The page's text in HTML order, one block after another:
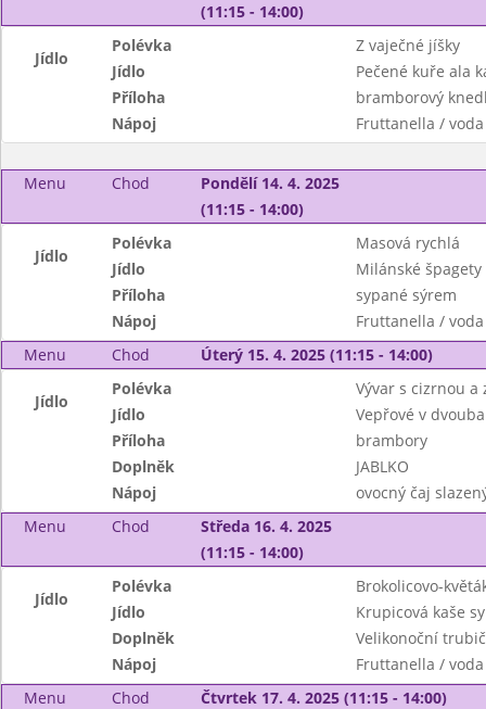
(11:15 - 14:00)
Jídlo
Polévka
Z vaječné jíšky
Jídlo
Pečené kuře ala
Příloha
bramborový
Nápoj
Fruttanella / voda
Menu Chod
Pondělí 14. 4. 2025
(11:15 - 14:00)
Jídlo
Polévka
Masová rychlá
Jídlo
Milánské
Příloha
sypané sýrem
Nápoj
Fruttanella / voda
Menu
Chod Úterý 15. 4. 2025 (11:15 - 14:00)
Jídlo
Polévka
Vývar s cizrnou a
Jídlo
Vepřové v
Příloha
brambory
Doplněk
JABLKO
Nápoj
ovocný čaj
Menu
Chod
Středa 16. 4. 2025
(11:15 - 14:00)
Jídlo
Polévka
Brokolicovo-
Jídlo
Krupicová kaše
Doplněk
Velikonoční
Nápoj
Fruttanella /
Menu
Chod Čtvrtek 17. 4. 2025 (11:15 - 14:00)